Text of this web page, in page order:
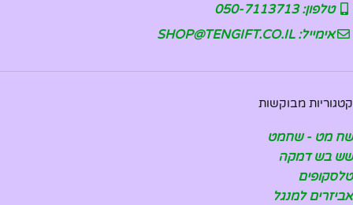
טלפון: 050-7113713
אימייל: SHOP@TENGIFT.CO.IL
קטגוריות מבוקשות
שח מט - שחמט
שש בש דמקה
טלסקופים
אביזרים למנגל